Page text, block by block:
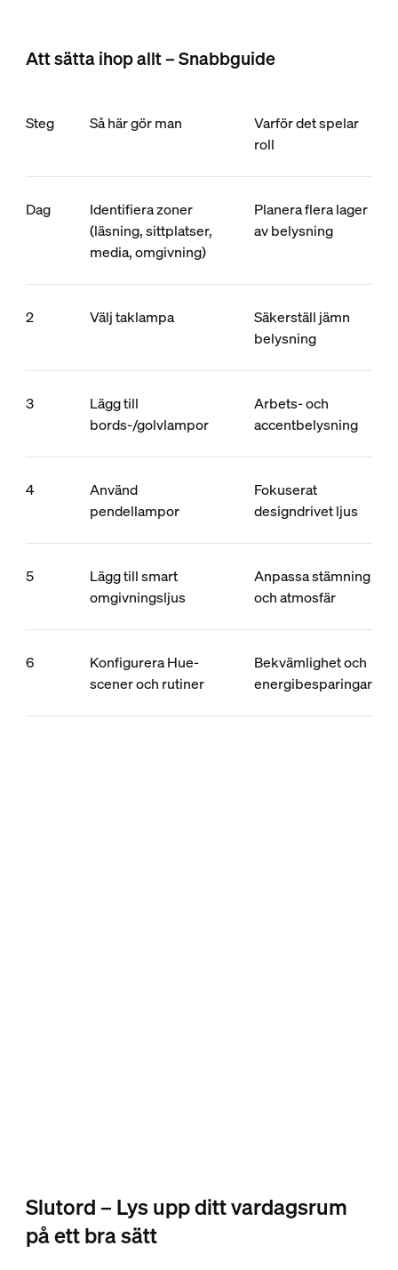
Att sätta ihop allt – Snabbguide
Steg Så här gör man
Varför det spelar
roll
Dag
Identifiera zoner
(läsning, sittplatser,
media, omgivning)
Planera flera lager
av belysning
2 Välj taklampa
Säkerställ jämn
belysning
3
Lägg till
bords-/golvlampor
Arbets- och
accentbelysning
4
Använd
pendellampor
Fokuserat
designdrivet ljus
5
Lägg till smart
omgivningsljus
Anpassa stämning
och atmosfär
6
Konfigurera Hue-
scener och rutiner
Bekvämlighet och
energibesparingar
Slutord – Lys upp ditt vardagsrum
på ett bra sätt